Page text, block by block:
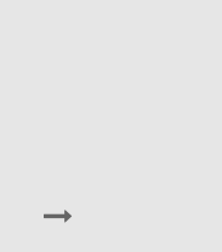
die Arbeitsgruppe